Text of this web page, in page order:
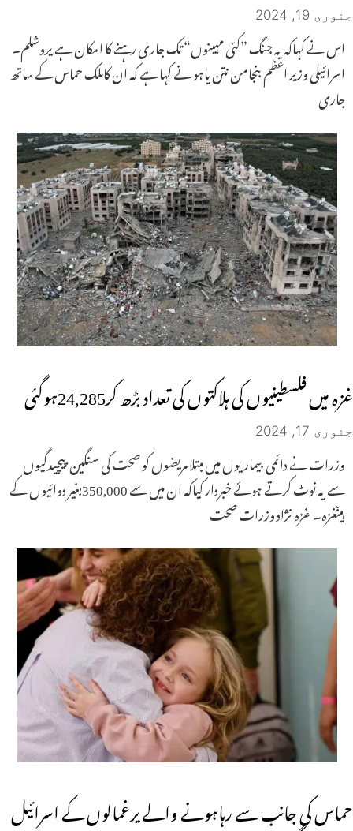
جنوری 19, 2024
اس نے کہاکہ یہ جنگ ”کئی مہینوں“ تک جاری رہنے کا امکان ہے یروشلم۔
اسرائیلی وزیر اعظم بنجامن نتن یاہو نے کہا ہے کہ ان کاملک حماس کے ساتھ
جاری
غزہ میں فلسطینیوں کی ہلاکتوں کی تعداد بڑھ کر24,285ہوگئی
جنوری 17, 2024
وزرات نے دائمی بیماریوں میں مبتلا مریضوں کو صحت کی سنگین پیچیدگیوں
سے یہ نوٹ کرتے ہوئے خبردار کیاکہ ان میں سے 350,000بغیر دوائیوں کے
ہیںغزہ۔ غزہ نژاد وزرات صحت
حماس کی جانب سے رہاہونے والے یرغمالوں کے اسرائیل